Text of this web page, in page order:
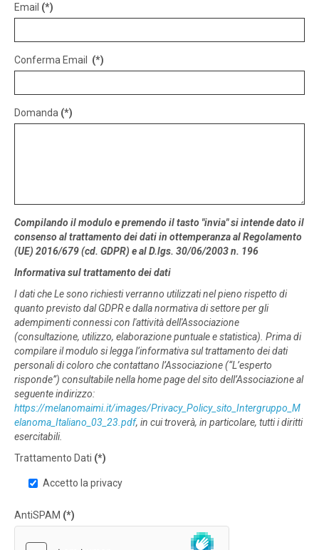
Email (*)
Conferma Email (*)
Domanda (*)
Compilando il modulo e premendo il tasto "invia" si intende dato il
consenso al trattamento dei dati in ottemperanza al Regolamento
(UE) 2016/679 (cd. GDPR) e al D.lgs. 30/06/2003 n. 196
Informativa sul trattamento dei dati
I dati che Le sono richiesti verranno utilizzati nel pieno rispetto di
quanto previsto dal GDPR e dalla normativa di settore per gli
adempimenti connessi con l'attività dell'Associazione
(consultazione, utilizzo, elaborazione puntuale e statistica). Prima di
compilare il modulo si legga l’informativa sul trattamento dei dati
personali di coloro che contattano l’Associazione (“L’esperto
risponde”) consultabile nella home page del sito dell’Associazione al
seguente indirizzo:
https://melanomaimi.it/images/Privacy_Policy_sito_Intergruppo_M
elanoma_Italiano_03_23.pdf, in cui troverà, in particolare, tutti i diritti
esercitabili.
Trattamento Dati (*)
Accetto la privacy
AntiSPAM (*)